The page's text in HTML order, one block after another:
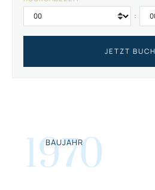
:
1970
BAUJAHR